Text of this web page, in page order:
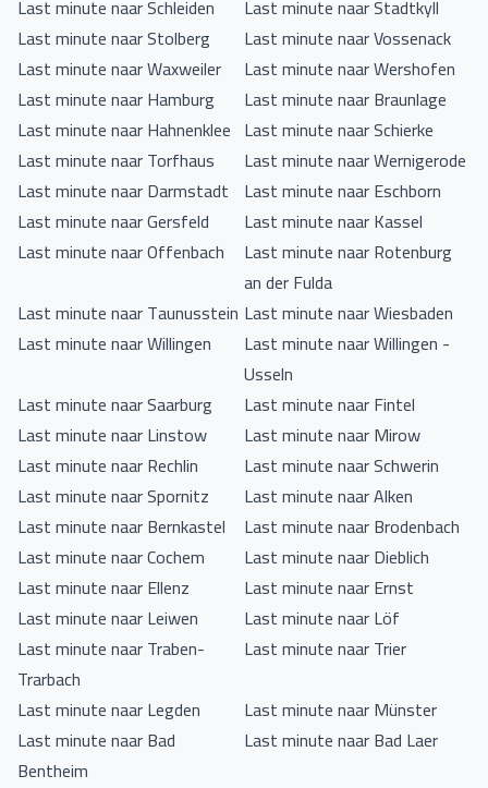
Last minute naar Schleiden
Last minute naar Stadtkyll
Last minute naar Stolberg
Last minute naar Vossenack
Last minute naar Waxweiler
Last minute naar Wershofen
Last minute naar Hamburg
Last minute naar Braunlage
Last minute naar Hahnenklee Last minute naar Schierke
Last minute naar Torfhaus
Last minute naar Wernigerode
Last minute naar Darmstadt Last minute naar Eschborn
Last minute naar Gersfeld
Last minute naar Kassel
Last minute naar Offenbach
Last minute naar Rotenburg
an der Fulda
Last minute naar Taunusstein Last minute naar Wiesbaden
Last minute naar Willingen
Last minute naar Willingen -
Usseln
Last minute naar Saarburg
Last minute naar Fintel
Last minute naar Linstow
Last minute naar Mirow
Last minute naar Rechlin
Last minute naar Schwerin
Last minute naar Spornitz
Last minute naar Alken
Last minute naar Bernkastel
Last minute naar Brodenbach
Last minute naar Cochem
Last minute naar Dieblich
Last minute naar Ellenz
Last minute naar Ernst
Last minute naar Leiwen
Last minute naar Löf
Last minute naar Traben-
Trarbach
Last minute naar Trier
Last minute naar Legden
Last minute naar Münster
Last minute naar Bad
Bentheim
Last minute naar Bad Laer